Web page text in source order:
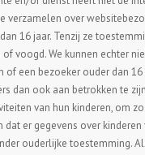
verzamelen over
16 jaar. Tenzij ze
voogd. We kunnen echter
of een bezoeker ouder dan 16
dan ook aan betrokken te
van hun kinderen, om
dat er gegevens over kinderen
ouderlijke toestemming.